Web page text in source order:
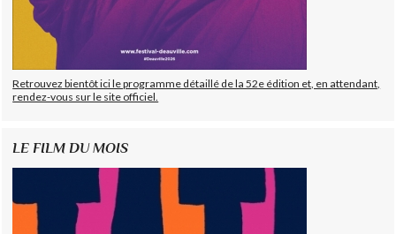
Retrouvez bientôt ici le programme détaillé de la 52e édition et, en attendant,
rendez-vous sur le site officiel.
LE FILM DU MOIS